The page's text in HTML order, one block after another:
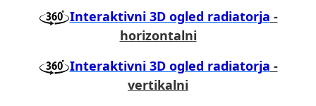
Interaktivni 3D ogled radiatorja -
horizontalni
Interaktivni 3D ogled radiatorja -
vertikalni